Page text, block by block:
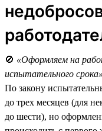
🚫 «Оформляем на
испытательного срока»
По закону
до трех месяцев (для
до шести), но